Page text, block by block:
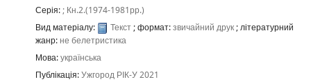
Серія:; Кн.2.(1974-1981рр.)
Вид матеріалу:
Текст; формат:звичайний друк; літературний
жанр:не белетристика
Мова:українська
Публікація:Ужгород РІК-У2021